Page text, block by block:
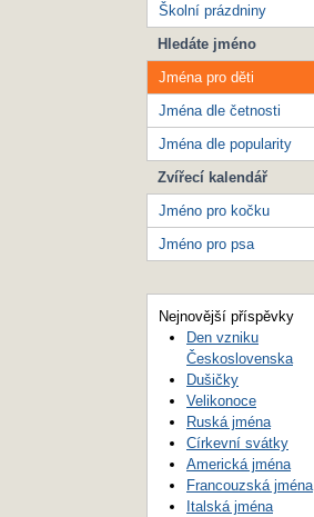
Školní prázdniny
Hledáte jméno
Jména pro děti
Jména dle četnosti
Jména dle popularity
Zvířecí kalendář
Jméno pro kočku
Jméno pro psa
Nejnovější příspěvky
Den vzniku
Československa
Dušičky
Velikonoce
Ruská jména
Církevní svátky
Americká jména
Francouzská jména
Italská jména